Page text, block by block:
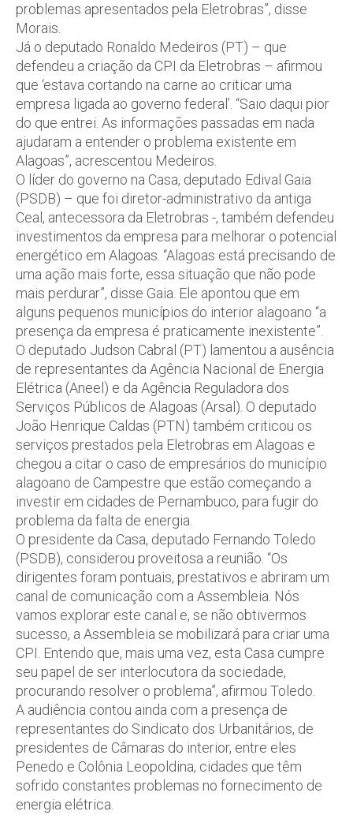
problemas apresentados pela Eletrobras”, disse
Morais.
Já o deputado Ronaldo Medeiros (PT) – que
defendeu a criação da CPI da Eletrobras – afirmou
que ‘estava cortando na carne ao criticar uma
empresa ligada ao governo federal’. “Saio daqui pior
do que entrei. As informações passadas em nada
ajudaram a entender o problema existente em
Alagoas”, acrescentou Medeiros.
O líder do governo na Casa, deputado Edival Gaia
(PSDB) – que foi diretor-administrativo da antiga
Ceal, antecessora da Eletrobras -, também defendeu
investimentos da empresa para melhorar o potencial
energético em Alagoas. “Alagoas está precisando de
uma ação mais forte, essa situação que não pode
mais perdurar”, disse Gaia. Ele apontou que em
alguns pequenos municípios do interior alagoano “a
presença da empresa é praticamente inexistente”.
O deputado Judson Cabral (PT) lamentou a ausência
de representantes da Agência Nacional de Energia
Elétrica (Aneel) e da Agência Reguladora dos
Serviços Públicos de Alagoas (Arsal). O deputado
João Henrique Caldas (PTN) também criticou os
serviços prestados pela Eletrobras em Alagoas e
chegou a citar o caso de empresários do município
alagoano de Campestre que estão começando a
investir em cidades de Pernambuco, para fugir do
problema da falta de energia.
O presidente da Casa, deputado Fernando Toledo
(PSDB), considerou proveitosa a reunião. “Os
dirigentes foram pontuais, prestativos e abriram um
canal de comunicação com a Assembleia. Nós
vamos explorar este canal e, se não obtivermos
sucesso, a Assembleia se mobilizará para criar uma
CPI. Entendo que, mais uma vez, esta Casa cumpre
seu papel de ser interlocutora da sociedade,
procurando resolver o problema”, afirmou Toledo.
A audiência contou ainda com a presença de
representantes do Sindicato dos Urbanitários, de
presidentes de Câmaras do interior, entre eles
Penedo e Colônia Leopoldina, cidades que têm
sofrido constantes problemas no fornecimento de
energia elétrica.